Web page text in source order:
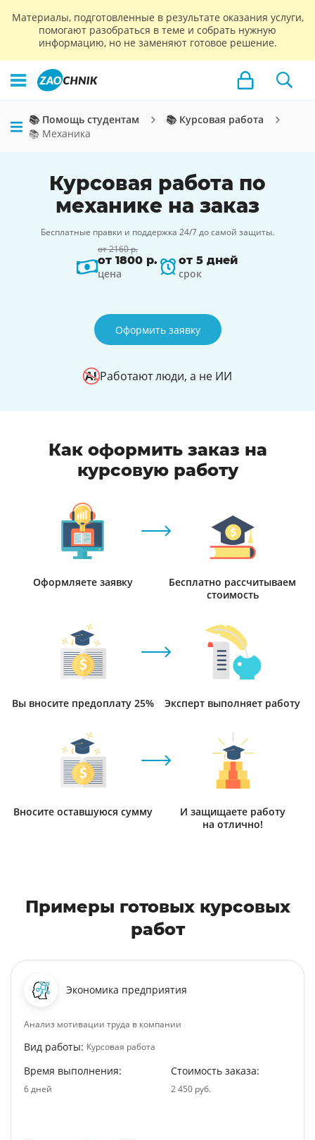
Материалы, подготовленные в результате оказания услуги,
помогают разобраться в теме и собрать нужную
информацию, но не заменяют готовое решение.
📚 Помощь студентам
📚 Курсовая работа
📚 Механика
Курсовая работа по
механике на заказ
Бесплатные правки и поддержка 24/7 до самой защиты.
от 2160 р.
от 1800 р.
цена
от 5 дней
срок
Оформить заявку
Работают люди, а не ИИ
Как оформить заказ на
курсовую работу
Оформляете заявку
Бесплатно рассчитываем
стоимость
Вы вносите предоплату 25% Эксперт выполняет работу
Вносите оставшуюся сумму
И защищаете работу
на отлично!
Примеры готовых курсовых
работ
Экономика предприятия
Анализ мотивации труда в компании
Вид работы: Курсовая работа
Время выполнения:
6 дней
Стоимость заказа:
2 450 руб.